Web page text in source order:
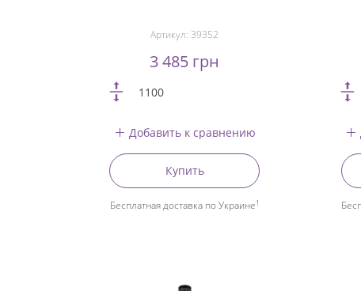
Артикул:39352
3 485 грн
1100
Добавить к сравнению
Купить
Бесплатная доставка по Украине1